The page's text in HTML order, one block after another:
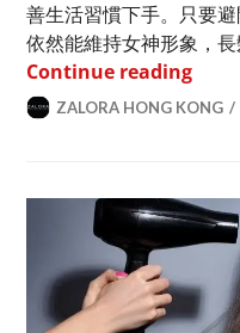
善生活習慣下手。只要
依然能維持女神形象，
Continue reading夏天
ZALORA HONG KONG